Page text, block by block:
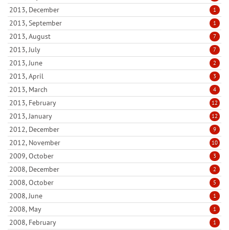
2013, December 1
2013, September 1
2013, August 7
2013, July 7
2013, June 2
2013, April 3
2013, March 4
2013, February 12
2013, January 12
2012, December 9
2012, November 10
2009, October 3
2008, December 2
2008, October 5
2008, June 1
2008, May 1
2008, February 1